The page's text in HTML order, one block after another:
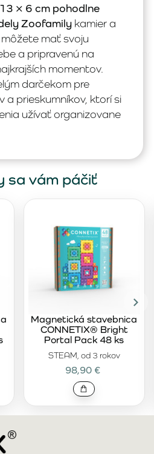
× 6 cm pohodlne
Zoofamily kamier a
mať svoju
a pripravenú na
momentov.
darčekom pre
prieskumníkov, ktorí si
užívať organizovane
sa vám páčiť
STEAM, od 3 rokov
Magnetická stavebnica
CONNETIX® Bright
Portal Pack 48 ks
98,90 €